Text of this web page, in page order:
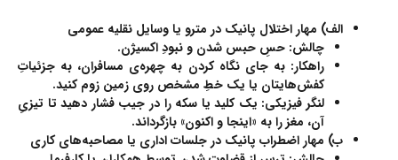
الف) مهار اختلال پانیک در مترو یا وسایل نقلیه عمومی
چالش: حسِ حبس شدن و نبودِ اکسیژن.
راهکار: به جای نگاه کردن به چهره‌ی مسافران، به جزئیاتِ
کفش‌هایتان یا یک خطِ مشخص روی زمین زوم کنید.
لنگر فیزیکی: یک کلید یا سکه را در جیب فشار دهید تا تیزیِ
آن، مغز را به «اینجا و اکنون» بازگرداند.
ب) مهار اضطراب پانیک در جلسات اداری یا مصاحبه‌های کاری